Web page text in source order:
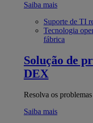
Saiba mais
Suporte de TI
Tecnologia
fábrica
Solução de
DEX
Resolva os
Saiba mais